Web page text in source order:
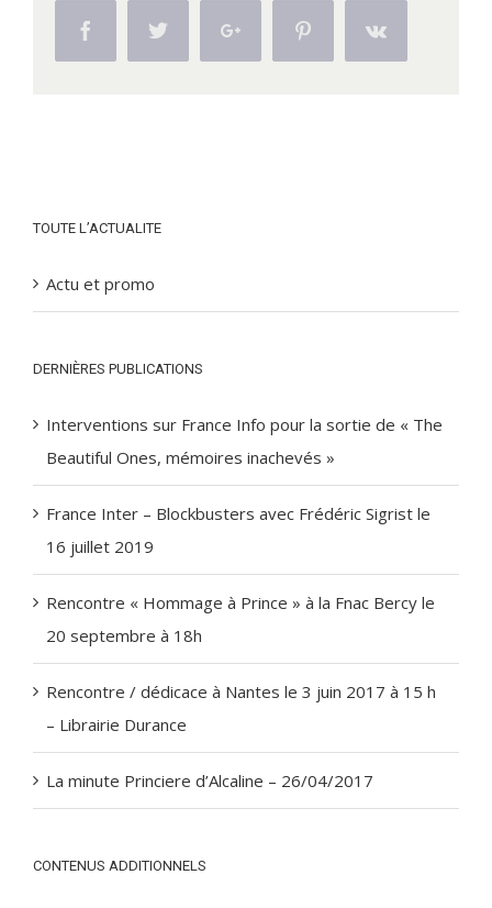
Facebook Twitter Google+ Pinterest Vk
TOUTE L’ACTUALITE
Actu et promo
DERNIÈRES PUBLICATIONS
Interventions sur France Info pour la sortie de « The
Beautiful Ones, mémoires inachevés »
France Inter – Blockbusters avec Frédéric Sigrist le
16 juillet 2019
Rencontre « Hommage à Prince » à la Fnac Bercy le
20 septembre à 18h
Rencontre / dédicace à Nantes le 3 juin 2017 à 15 h
– Librairie Durance
La minute Princiere d’Alcaline – 26/04/2017
CONTENUS ADDITIONNELS